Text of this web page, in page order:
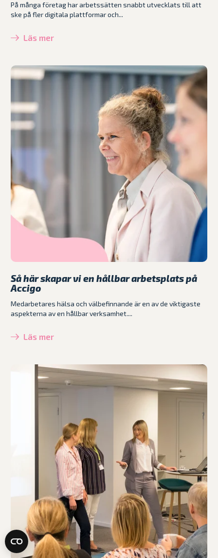
På många företag har arbetssätten snabbt utvecklats till att
ske på fler digitala plattformar och...
Läs mer
Så här skapar vi en hållbar arbetsplats på
Accigo
Medarbetares hälsa och välbefinnande är en av de viktigaste
aspekterna av en hållbar verksamhet....
Läs mer